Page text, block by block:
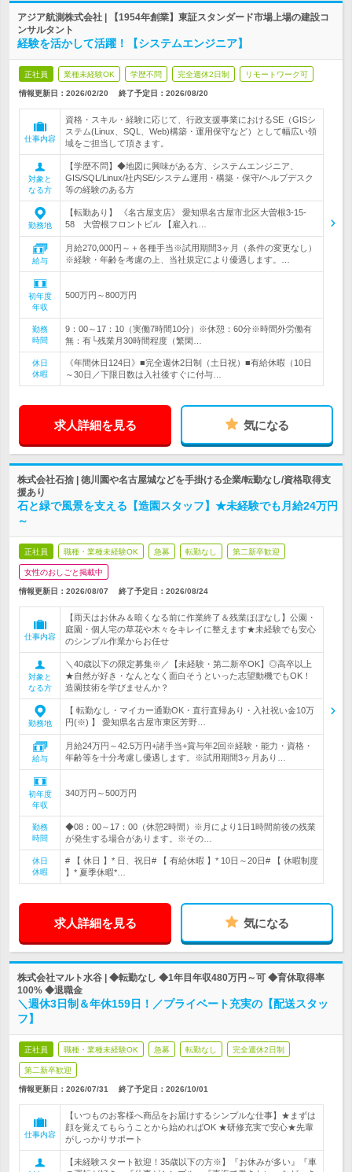
アジア航測株式会社 | 【1954年創業】東証スタンダード市場上場の建設コ
ンサルタント
経験を活かして活躍！【システムエンジニア】
正社員 業種未経験OK 学歴不問 完全週休2日制 リモートワーク可
情報更新日：2026/02/20 終了予定日： 2026/08/20
仕事内容
資格・スキル・経験に応じて、行政支援事業におけるSE（GISシ
ステム(Linux、SQL、Web)構築・運用保守など）として幅広い領
域をご担当して頂きます。
対象と
なる方
【学歴不問】◆地図に興味がある方、システムエンジニア、
GIS/SQL/Linux/社内SE/システム運用・構築・保守/ヘルプデスク
等の経験のある方
勤務地
【転勤あり】 《名古屋支店》 愛知県名古屋市北区大曽根3-15-
58 大曽根フロントビル 【雇入れ…
給与
月給270,000円～＋各種手当※試用期間3ヶ月（条件の変更なし）
※経験・年齢を考慮の上、当社規定により優遇します。…
初年度
年収
500万円～800万円
勤務
時間
9：00～17：10（実働7時間10分）※休憩：60分※時間外労働有
無：有└残業月30時間程度（繁閑…
休日
休暇
《年間休日124日》■完全週休2日制（土日祝）■有給休暇（10日
～30日／下限日数は入社後すぐに付与…
求人詳細を見る 気になる
株式会社石捨 | 徳川園や名古屋城などを手掛ける企業/転勤なし/資格取得支
援あり
石と緑で風景を支える【造園スタッフ】★未経験でも月給24万円
～
正社員 職種・業種未経験OK 急募 転勤なし 第二新卒歓迎
女性のおしごと掲載中
情報更新日：2026/08/07 終了予定日： 2026/08/24
仕事内容
【雨天はお休み＆暗くなる前に作業終了＆残業ほぼなし】公園・
庭園・個人宅の草花や木々をキレイに整えます★未経験でも安心
のシンプル作業からお任せ
対象と
なる方
＼40歳以下の限定募集※／【未経験・第二新卒OK】◎高卒以上
★自然が好き・なんとなく面白そうといった志望動機でもOK！
造園技術を学びませんか？
勤務地
【 転勤なし・マイカー通勤OK・直行直帰あり・入社祝い金10万
円(※) 】 愛知県名古屋市東区芳野…
給与
月給24万円～42.5万円+諸手当+賞与年2回※経験・能力・資格・
年齢等を十分考慮し優遇します。※試用期間3ヶ月あり…
初年度
年収
340万円～500万円
勤務
時間
◆08：00～17：00（休憩2時間）※月により1日1時間前後の残業
が発生する場合があります。※その…
休日
休暇
# 【 休日 】* 日、祝日# 【 有給休暇 】* 10日～20日# 【 休暇制度
】* 夏季休暇*…
求人詳細を見る 気になる
株式会社マルト水谷 | ◆転勤なし ◆1年目年収480万円～可 ◆育休取得率
100% ◆退職金
＼週休3日制＆年休159日！／プライベート充実の【配送スタッ
フ】
正社員 職種・業種未経験OK 急募 転勤なし 完全週休2日制
第二新卒歓迎
情報更新日：2026/07/31 終了予定日： 2026/10/01
仕事内容
【いつものお客様へ商品をお届けするシンプルな仕事】★まずは
顔を覚えてもらうことから始めればOK ★研修充実で安心★先輩
がしっかりサポート
【未経験スタート歓迎！35歳以下の方※】『お休みが多い』『車